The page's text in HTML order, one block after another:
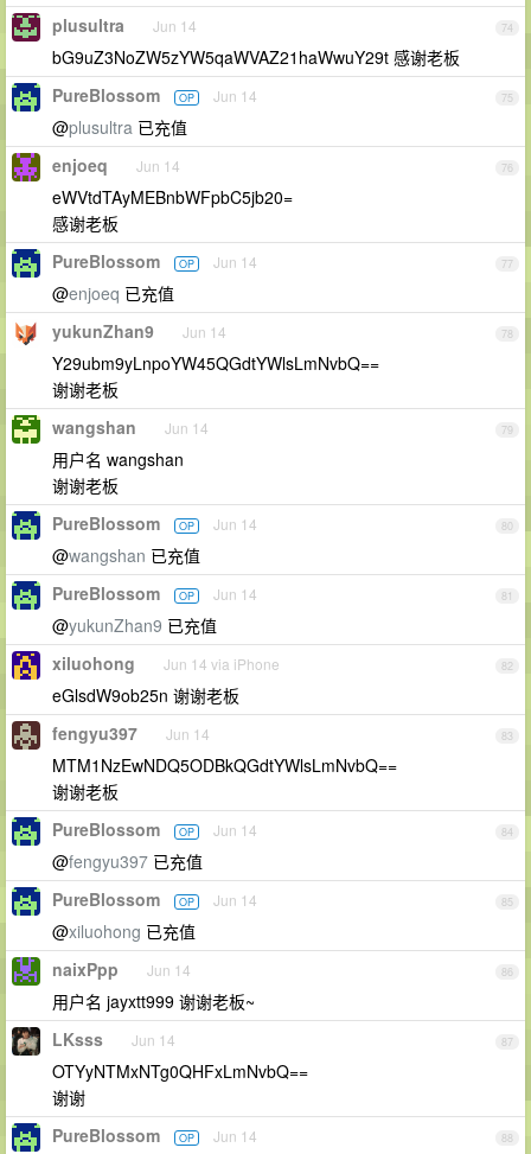
74
plusultra Jun 14
bG9uZ3NoZW5zYW5qaWVAZ21haWwuY29t 感谢老板
75
PureBlossom OP Jun 14
@plusultra 已充值
76
enjoeq Jun 14
eWVtdTAyMEBnbWFpbC5jb20=
感谢老板
77
PureBlossom OP Jun 14
@enjoeq 已充值
78
yukunZhan9 Jun 14
Y29ubm9yLnpoYW45QGdtYWlsLmNvbQ==
谢谢老板
79
wangshan Jun 14
用户名 wangshan
谢谢老板
80
PureBlossom OP Jun 14
@wangshan 已充值
81
PureBlossom OP Jun 14
@yukunZhan9 已充值
82
xiluohong Jun 14 via iPhone
eGlsdW9ob25n 谢谢老板
83
fengyu397 Jun 14
MTM1NzEwNDQ5ODBkQGdtYWlsLmNvbQ==
谢谢老板
84
PureBlossom OP Jun 14
@fengyu397 已充值
85
PureBlossom OP Jun 14
@xiluohong 已充值
86
naixPpp Jun 14
用户名 jayxtt999 谢谢老板~
87
LKsss Jun 14
OTYyNTMxNTg0QHFxLmNvbQ==
谢谢
88
PureBlossom OP Jun 14